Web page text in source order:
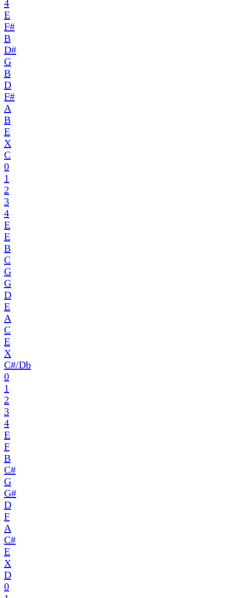
4
E
F#
B
D#
G
B
D
F#
A
B
E
X
C
0
1
2
3
4
E
E
B
C
G
G
D
E
A
C
E
X
C#/Db
0
1
2
3
4
E
F
B
C#
G
G#
D
F
A
C#
E
X
D
0